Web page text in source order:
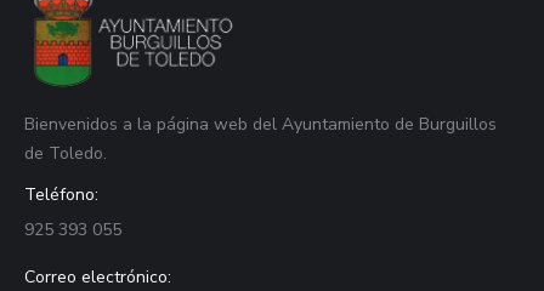
Bienvenidos a la página web del Ayuntamiento de Burguillos
de Toledo.
Teléfono:
925 393 055
Correo electrónico: